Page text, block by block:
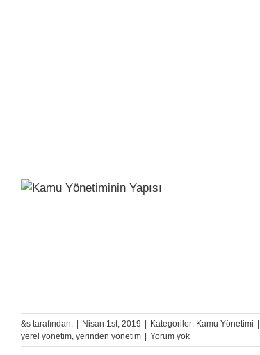
&s tarafından. Nisan 1st, 2019 Kategoriler: Kamu Yönetimi
yerel yönetim, yerinden yönetim Yorum yok